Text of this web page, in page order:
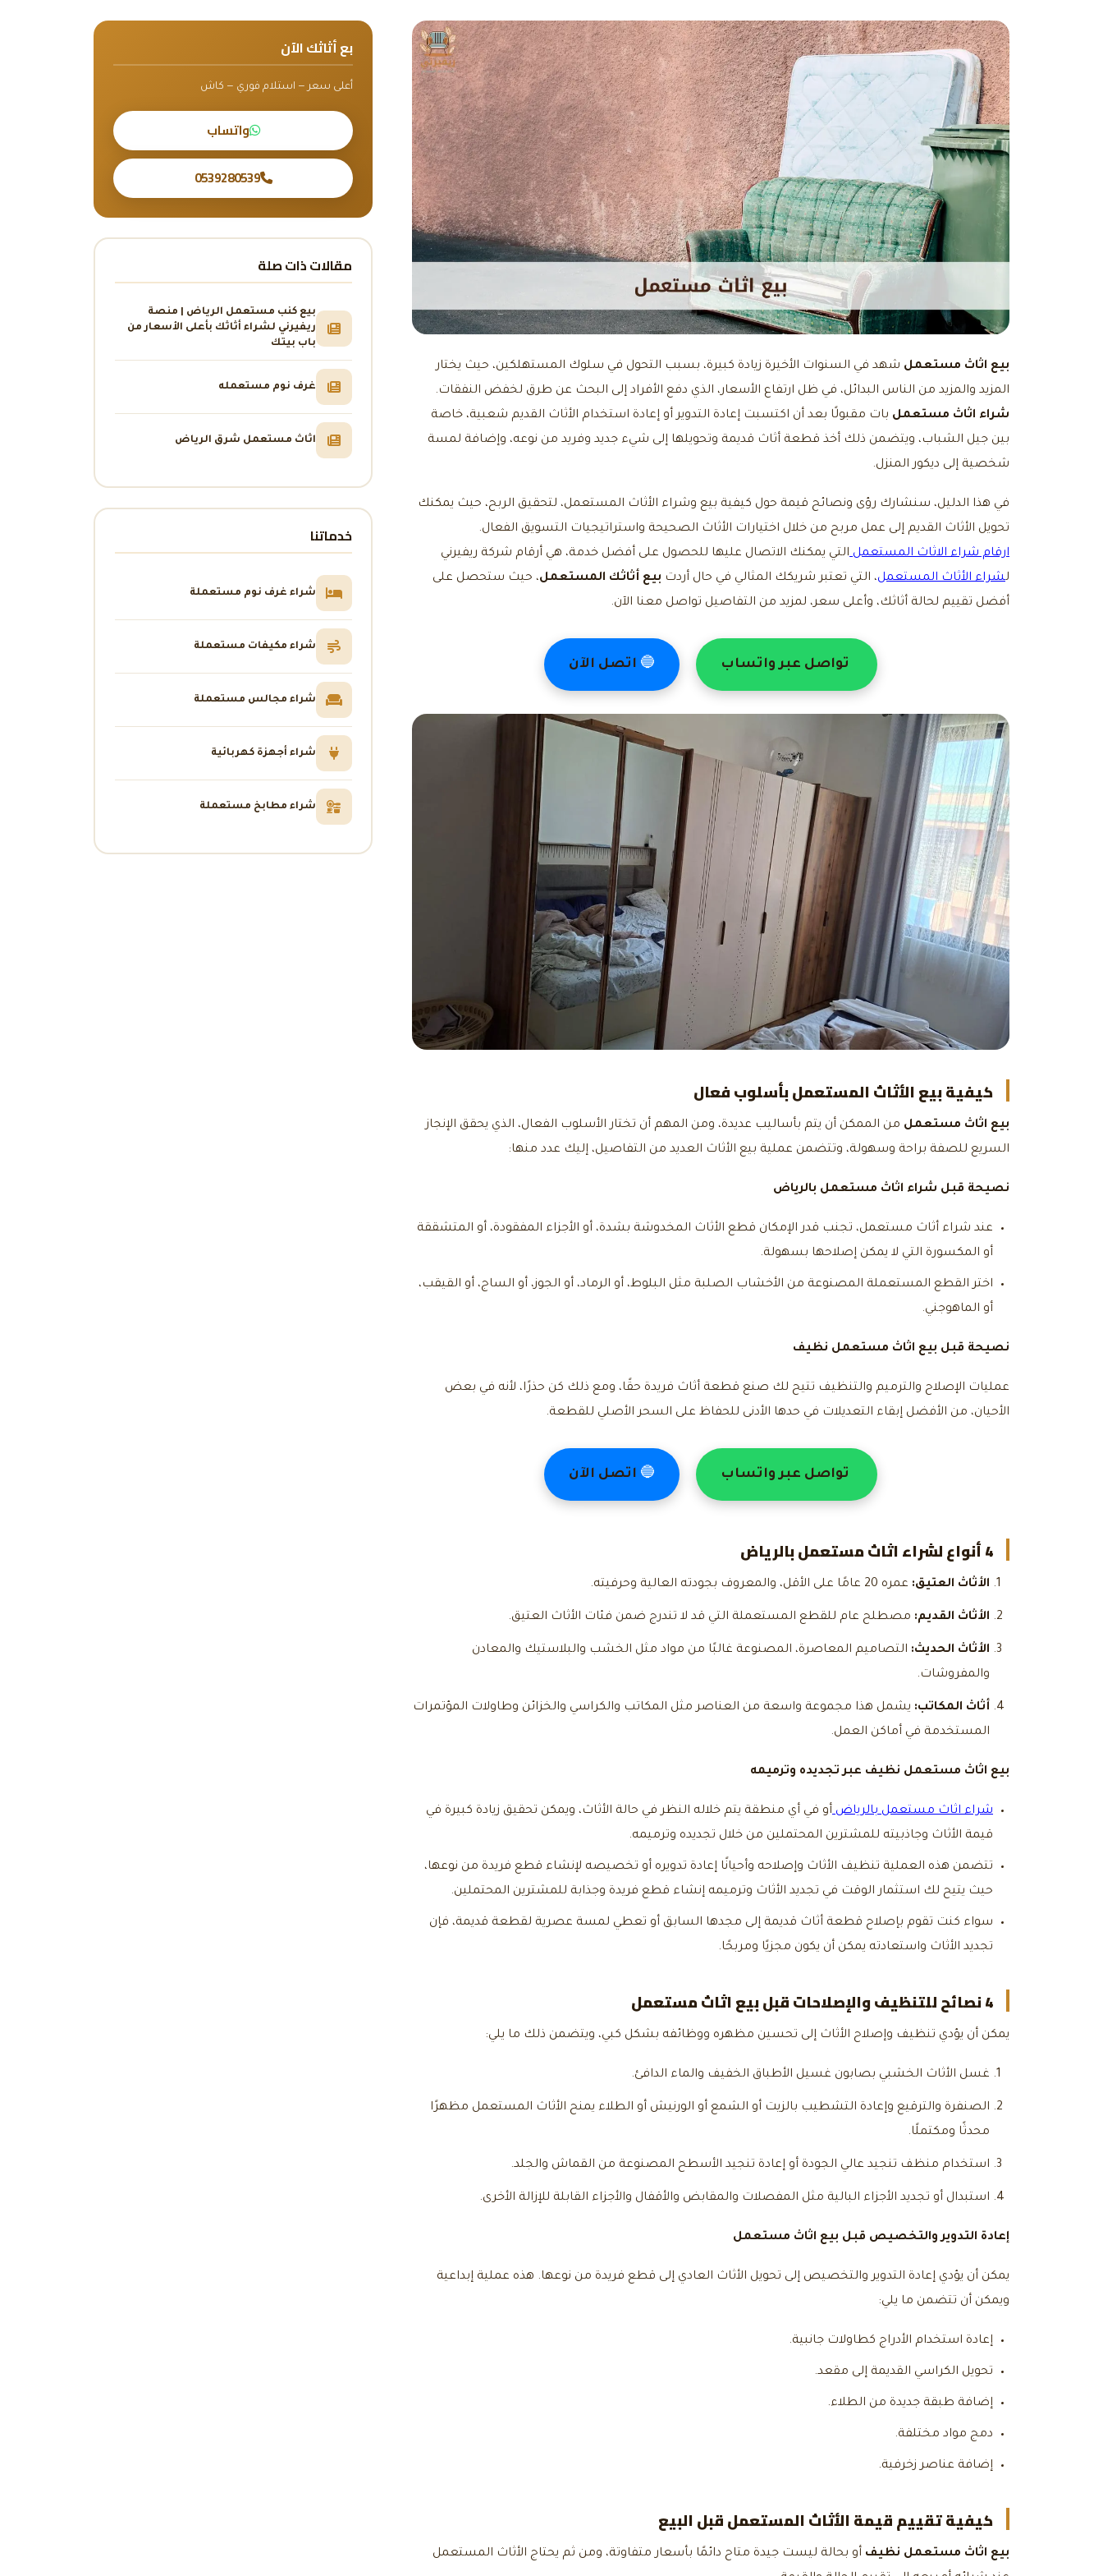
بيع اثاث مستعمل شهد في السنوات الأخيرة زيادة كبيرة، بسبب التحول في سلوك المستهلكين، حيث يختار
المزيد والمزيد من الناس البدائل، في ظل ارتفاع الأسعار، الذي دفع الأفراد إلى البحث عن طرق لخفض النفقات.
شراء اثاث مستعمل بات مقبولًا بعد أن اكتسبت إعادة التدوير أو إعادة استخدام الأثاث القديم شعبية، خاصة
بين جيل الشباب، ويتضمن ذلك أخذ قطعة أثاث قديمة وتحويلها إلى شيء جديد وفريد ​​من نوعه، وإضافة لمسة
شخصية إلى ديكور المنزل.
في هذا الدليل، سنشارك رؤى ونصائح قيمة حول كيفية بيع وشراء الأثاث المستعمل، لتحقيق الربح، حيث يمكنك
تحويل الأثاث القديم إلى عمل مربح من خلال اختيارات الأثاث الصحيحة واستراتيجيات التسويق الفعال.
ارقام شراء الاثاث المستعملالتي يمكنك الاتصال عليها للحصول على أفضل خدمة، هي أرقام شركة ريفيرني
لشراء الأثاث المستعمل، التي تعتبر شريكك المثالي في حال أردت بيع أثاثك المستعمل، حيث ستحصل على
أفضل تقييم لحالة أثاثك، وأعلى سعر، لمزيد من التفاصيل تواصل معنا الآن.
تواصل عبر واتساب 🔵 اتصل الآن
كيفية بيع الأثاث المستعمل بأسلوب فعال
بيع اثاث مستعمل من الممكن أن يتم بأساليب عديدة، ومن المهم أن تختار الأسلوب الفعال، الذي يحقق الإنجاز
السريع للصفة براحة وسهولة، وتتضمن عملية بيع الأثاث العديد من التفاصيل، إليك عدد منها:
نصيحة قبل شراء اثاث مستعمل بالرياض
عند شراء أثاث مستعمل، تجنب قدر الإمكان قطع الأثاث المخدوشة بشدة، أو الأجزاء المفقودة، أو المتشققة
أو المكسورة التي لا يمكن إصلاحها بسهولة.
اختر القطع المستعملة المصنوعة من الأخشاب الصلبة مثل البلوط، أو الرماد، أو الجوز، أو الساج، أو القيقب،
أو الماهوجني.
نصيحة قبل بيع اثاث مستعمل نظيف
عمليات الإصلاح والترميم والتنظيف تتيح لك صنع قطعة أثاث فريدة حقًا، ومع ذلك كن حذرًا، لأنه في بعض
الأحيان، من الأفضل إبقاء التعديلات في حدها الأدنى للحفاظ على السحر الأصلي للقطعة.
تواصل عبر واتساب 🔵 اتصل الآن
4 أنواع ل شراء اثاث مستعمل بالرياض
الأثاث العتيق: عمره 20 عامًا على الأقل، والمعروف بجودته العالية وحرفيته.
الأثاث القديم: مصطلح عام للقطع المستعملة التي قد لا تندرج ضمن فئات الأثاث العتيق.
الأثاث الحديث: التصاميم المعاصرة، المصنوعة غالبًا من مواد مثل الخشب والبلاستيك والمعادن
والمفروشات.
أثاث المكاتب: يشمل هذا مجموعة واسعة من العناصر مثل المكاتب والكراسي والخزائن وطاولات المؤتمرات
المستخدمة في أماكن العمل.
بيع اثاث مستعمل نظيف عبر تجديده وترميمه
شراء اثاث مستعمل بالرياضأو في أي منطقة يتم خلاله النظر في حالة الأثاث، ويمكن تحقيق زيادة كبيرة في
قيمة الأثاث وجاذبيته للمشترين المحتملين من خلال تجديده وترميمه.
تتضمن هذه العملية تنظيف الأثاث وإصلاحه وأحيانًا إعادة تدويره أو تخصيصه لإنشاء قطع فريدة من نوعها،
حيث يتيح لك استثمار الوقت في تجديد الأثاث وترميمه إنشاء قطع فريدة وجذابة للمشترين المحتملين.
سواء كنت تقوم بإصلاح قطعة أثاث قديمة إلى مجدها السابق أو تعطي لمسة عصرية لقطعة قديمة، فإن
تجديد الأثاث واستعادته يمكن أن يكون مجزيًا ومربحًا.
4 نصائح للتنظيف والإصلاحات قبل بيع اثاث مستعمل
يمكن أن يؤدي تنظيف وإصلاح الأثاث إلى تحسين مظهره ووظائفه بشكل كبي، ويتضمن ذلك ما يلي:
غسل الأثاث الخشبي بصابون غسيل الأطباق الخفيف والماء الدافئ.
الصنفرة والترقيع وإعادة التشطيب بالزيت أو الشمع أو الورنيش أو الطلاء يمنح الأثاث المستعمل مظهرًا
محدثًا ومكتملًا.
استخدام منظف تنجيد عالي الجودة أو إعادة تنجيد الأسطح المصنوعة من القماش والجلد.
استبدال أو تجديد الأجزاء البالية مثل المفصلات والمقابض والأقفال والأجزاء القابلة للإزالة الأخرى.
إعادة التدوير والتخصيص قبل بيع اثاث مستعمل
يمكن أن يؤدي إعادة التدوير والتخصيص إلى تحويل الأثاث العادي إلى قطع فريدة من نوعها. هذه عملية إبداعية
ويمكن أن تتضمن ما يلي:
إعادة استخدام الأدراج كطاولات جانبية.
تحويل الكراسي القديمة إلى مقعد.
إضافة طبقة جديدة من الطلاء.
دمج مواد مختلفة.
إضافة عناصر زخرفية.
كيفية تقييم قيمة الأثاث المستعمل قبل البيع
بيع اثاث مستعمل نظيف أو بحالة ليست جيدة متاح دائمًا بأسعار متفاوتة، ومن ثم يحتاج الأثاث المستعمل
بع أثاثك الآن
أعلى سعر — استلام فوري — كاش
واتساب
0539280539
مقالات ذات صلة
بيع كنب مستعمل الرياض | منصة
ريفيرني لشراء أثاثك بأعلى الأسعار من
باب بيتك
غرف نوم مستعمله
اثاث مستعمل شرق الرياض
خدماتنا
شراء غرف نوم مستعملة
شراء مكيفات مستعملة
شراء مجالس مستعملة
شراء أجهزة كهربائية
شراء مطابخ مستعملة